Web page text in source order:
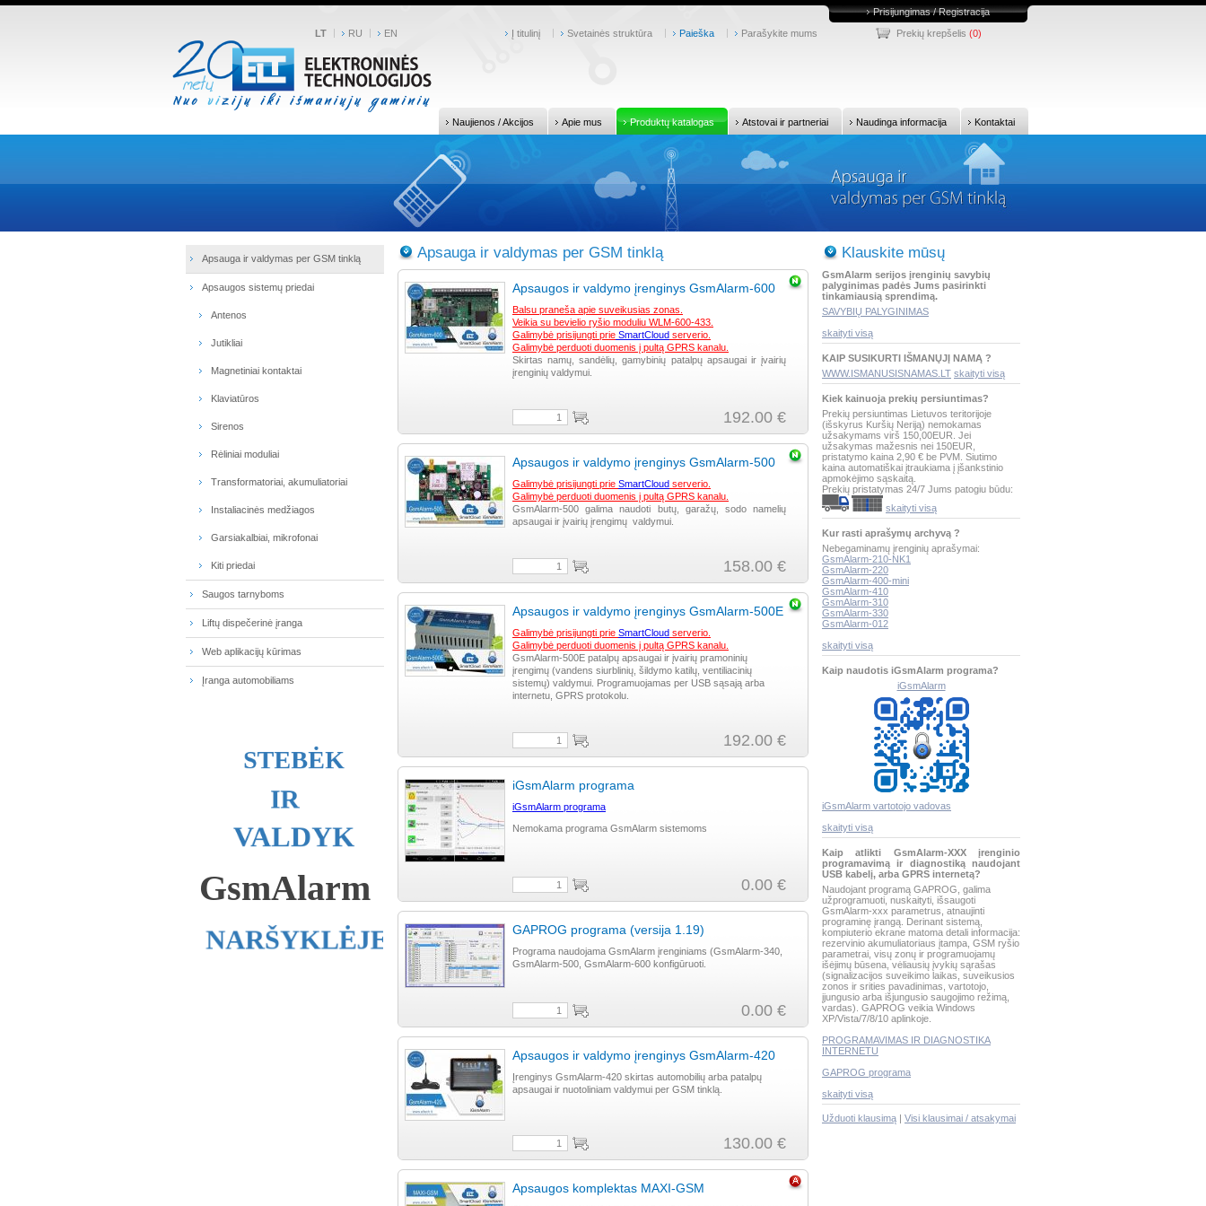
Prisijungimas / Registracija
LT
RU EN Į titulinį Svetainės struktūra Paieška Parašykite mums Prekių krepšelis (0)
Naujienos / Akcijos Apie mus Produktų katalogas Atstovai ir partneriai Naudinga informacija Kontaktai
Apsauga ir valdymas per GSM tinklą
Apsaugos sistemų priedai
Antenos
Jutikliai
Magnetiniai kontaktai
Klaviatūros
Sirenos
Rėliniai moduliai
Transformatoriai, akumuliatoriai
Instaliacinės medžiagos
Garsiakalbiai, mikrofonai
Kiti priedai
Saugos tarnyboms
Liftų dispečerinė įranga
Web aplikacijų kūrimas
Įranga automobiliams
Apsauga ir valdymas per GSM tinklą
Apsaugos ir valdymo įrenginys GsmAlarm-600
Balsu praneša apie suveikusias zonas.
Veikia su bevielio ryšio moduliu WLM-600-433.
Galimybė prisijungti prie SmartCloud serverio.
Galimybė perduoti duomenis į pultą GPRS kanalu.
Skirtas namų, sandėlių, gamybinių patalpų apsaugai ir įvairių
įrenginių valdymui.
192.00 €
Apsaugos ir valdymo įrenginys GsmAlarm-500
Galimybė prisijungti prie SmartCloud serverio.
Galimybė perduoti duomenis į pultą GPRS kanalu.
GsmAlarm-500 galima naudoti butų, garažų, sodo namelių
apsaugai ir įvairių įrengimų valdymui.
158.00 €
Apsaugos ir valdymo įrenginys GsmAlarm-500E
Galimybė prisijungti prie SmartCloud serverio.
Galimybė perduoti duomenis į pultą GPRS kanalu.
GsmAlarm-500E patalpų apsaugai ir įvairių pramoninių
įrengimų (vandens siurblinių, šildymo katilų, ventiliacinių
sistemų) valdymui. Programuojamas per USB sąsają arba
internetu, GPRS protokolu.
192.00 €
iGsmAlarm programa
iGsmAlarm programa
Nemokama programa GsmAlarm sistemoms
0.00 €
GAPROG programa (versija 1.19)
Programa naudojama GsmAlarm įrenginiams (GsmAlarm-340,
GsmAlarm-500, GsmAlarm-600 konfigūruoti.
0.00 €
Apsaugos ir valdymo įrenginys GsmAlarm-420
Įrenginys GsmAlarm-420 skirtas automobilių arba patalpų
apsaugai ir nuotoliniam valdymui per GSM tinklą.
130.00 €
Apsaugos komplektas MAXI-GSM
Klauskite mūsų
GsmAlarm serijos įrenginių savybių
palyginimas padės Jums pasirinkti
tinkamiausią sprendimą.
SAVYBIŲ PALYGINIMAS
skaityti visą
KAIP SUSIKURTI IŠMANŲJĮ NAMĄ ?
WWW.ISMANUSISNAMAS.LT skaityti visą
Kiek kainuoja prekių persiuntimas?
Prekių persiuntimas Lietuvos teritorijoje
(išskyrus Kuršių Neriją) nemokamas
užsakymams virš 150,00EUR. Jei
užsakymas mažesnis nei 150EUR,
pristatymo kaina 2,90 € be PVM. Siutimo
kaina automatiškai įtraukiama į įšankstinio
apmokėjimo sąskaitą.
Prekių pristatymas 24/7 Jums patogiu būdu:
skaityti visą
Kur rasti aprašymų archyvą ?
Nebegaminamų įrenginių aprašymai:
GsmAlarm-210-NK1
GsmAlarm-220
GsmAlarm-400-mini
GsmAlarm-410
GsmAlarm-310
GsmAlarm-330
GsmAlarm-012
skaityti visą
Kaip naudotis iGsmAlarm programa?
iGsmAlarm
iGsmAlarm vartotojo vadovas
skaityti visą
Kaip atlikti GsmAlarm-XXX įrenginio
programavimą ir diagnostiką naudojant
USB kabelį, arba GPRS internetą?
Naudojant programą GAPROG, galima
užprogramuoti, nuskaityti, išsaugoti
GsmAlarm-xxx parametrus, atnaujinti
programinę įrangą. Derinant sistemą,
kompiuterio ekrane matoma detali informacija:
rezervinio akumuliatoriaus įtampa, GSM ryšio
parametrai, visų zonų ir programuojamų
išėjimų būsena, vėliausių įvykių sąrašas
(signalizacijos suveikimo laikas, suveikusios
zonos ir srities pavadinimas, vartotojo,
įjungusio arba išjungusio saugojimo režimą,
vardas). GAPROG veikia Windows
XP/Vista/7/8/10 aplinkoje.
PROGRAMAVIMAS IR DIAGNOSTIKA
INTERNETU
GAPROG programa
skaityti visą
Užduoti klausimą | Visi klausimai / atsakymai